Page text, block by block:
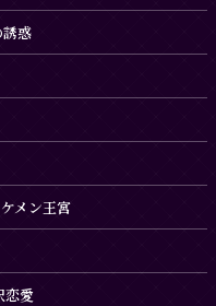
惑
メン王宮
恋愛